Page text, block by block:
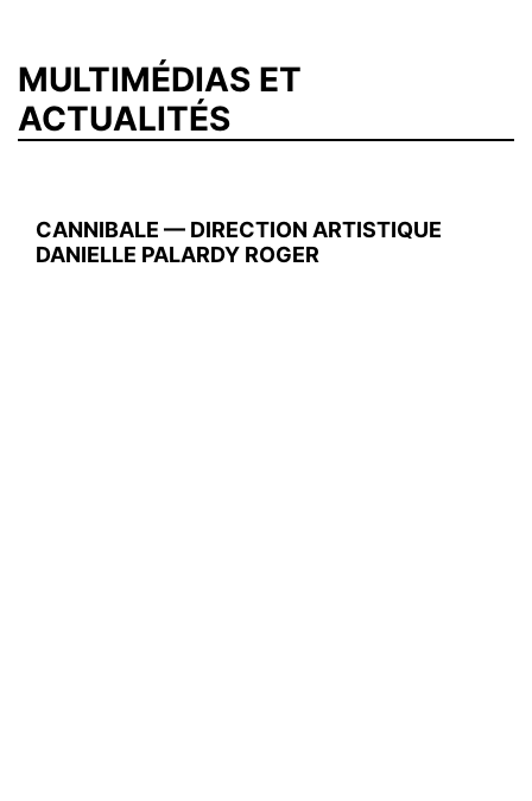
MULTIMÉDIAS ET
ACTUALITÉS
CANNIBALE — DIRECTION ARTISTIQUE
DANIELLE PALARDY ROGER